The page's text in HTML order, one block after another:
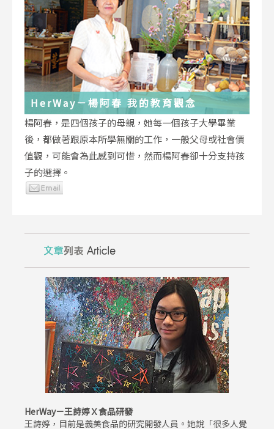
HerWay－楊阿春 我的教育觀念
楊阿春，是四個孩子的母親，她每一個孩子大學畢業
後，都做著跟原本所學無關的工作，一般父母或社會價
值觀，可能會為此感到可惜，然而楊阿春卻十分支持孩
子的選擇。
HerWay－王詩婷Ｘ食品研發
王詩婷，目前是義美食品的研究開發人員。她說「很多人覺